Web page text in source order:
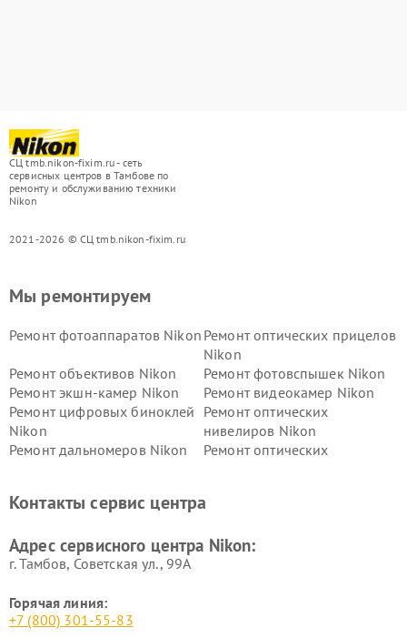
СЦ tmb.nikon-fixim.ru - сеть
сервисных центров в Тамбове по
ремонту и обслуживанию техники
Nikon
2021-2026 © СЦ tmb.nikon-fixim.ru
Мы ремонтируем
Ремонт фотоаппаратов Nikon Ремонт оптических прицелов
Nikon
Ремонт объективов Nikon
Ремонт фотовспышек Nikon
Ремонт экшн-камер Nikon
Ремонт видеокамер Nikon
Ремонт цифровых биноклей
Nikon
Ремонт оптических
нивелиров Nikon
Ремонт дальномеров Nikon
Ремонт оптических
Контакты сервис центра
Адрес сервисного центра Nikon:
г. Тамбов, Советская ул., 99А
Горячая линия:
+7 (800) 301-55-83